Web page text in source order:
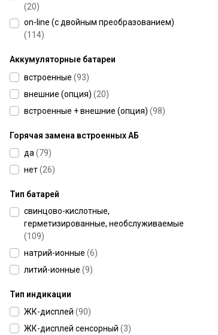
(20)
on-line (с двойным преобразованием)
(114)
Аккумуляторные батареи
встроенные (93)
внешние (опция) (20)
встроенные + внешние (опция) (98)
Горячая замена встроенных АБ
да(79)
нет(26)
Тип батарей
свинцово-кислотные,
герметизированные, необслуживаемые
(109)
натрий-ионные (6)
литий-ионные (9)
Тип индикации
ЖК-дисплей (90)
ЖК-дисплей сенсорный (3)